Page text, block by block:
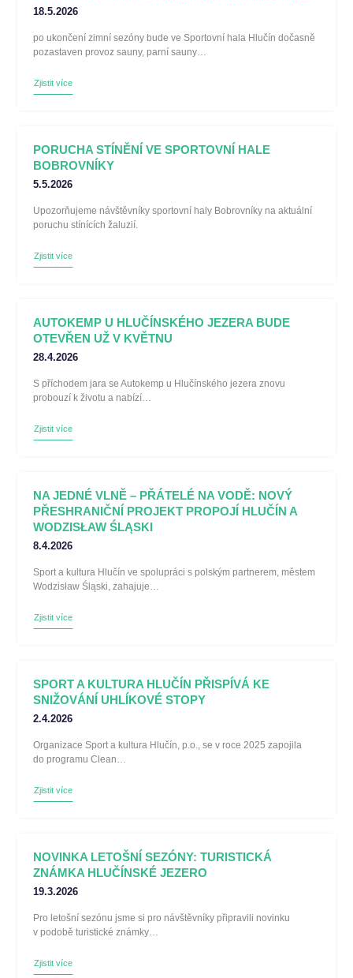
18.5.2026
po ukončení zimní sezóny bude ve Sportovní hala Hlučín dočasně
pozastaven provoz sauny, parní sauny…
Zjistit více
PORUCHA STÍNĚNÍ VE SPORTOVNÍ HALE
BOBROVNÍKY
5.5.2026
Upozorňujeme návštěvníky sportovní haly Bobrovníky na aktuální
poruchu stínících žaluzií.
Zjistit více
AUTOKEMP U HLUČÍNSKÉHO JEZERA BUDE
OTEVŘEN UŽ V KVĚTNU
28.4.2026
S příchodem jara se Autokemp u Hlučínského jezera znovu
probouzí k životu a nabízí…
Zjistit více
NA JEDNÉ VLNĚ – PŘÁTELÉ NA VODĚ: NOVÝ
PŘESHRANIČNÍ PROJEKT PROPOJÍ HLUČÍN A
WODZISŁAW ŚLĄSKI
8.4.2026
Sport a kultura Hlučín ve spolupráci s polským partnerem, městem
Wodzisław Śląski, zahajuje…
Zjistit více
SPORT A KULTURA HLUČÍN PŘISPÍVÁ KE
SNIŽOVÁNÍ UHLÍKOVÉ STOPY
2.4.2026
Organizace Sport a kultura Hlučín, p.o., se v roce 2025 zapojila
do programu Clean…
Zjistit více
NOVINKA LETOŠNÍ SEZÓNY: TURISTICKÁ
ZNÁMKA HLUČÍNSKÉ JEZERO
19.3.2026
Pro letošní sezónu jsme si pro návštěvníky připravili novinku
v podobě turistické známky…
Zjistit více